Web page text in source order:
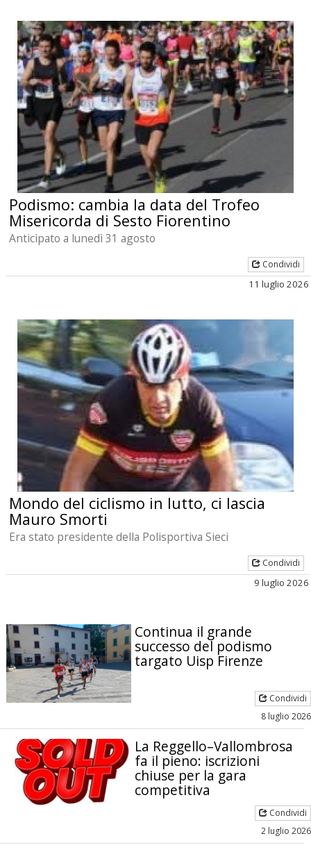
Podismo: cambia la data del Trofeo
Misericorda di Sesto Fiorentino
Anticipato a lunedì 31 agosto
Condividi
11 luglio 2026
Mondo del ciclismo in lutto, ci lascia
Mauro Smorti
Era stato presidente della Polisportiva Sieci
Condividi
9 luglio 2026
Continua il grande
successo del podismo
targato Uisp Firenze
Condividi
8 luglio 2026
La Reggello–Vallombrosa
fa il pieno: iscrizioni
chiuse per la gara
competitiva
Condividi
2 luglio 2026